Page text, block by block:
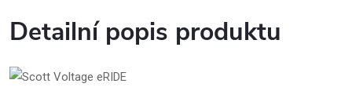
Detailní popis produktu